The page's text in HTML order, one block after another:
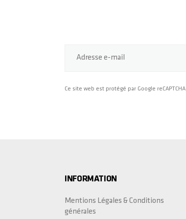
Adresse e-mail
Ce site web est protégé par Google reCAPTCHA
INFORMATION
Mentions Légales & Conditions
générales